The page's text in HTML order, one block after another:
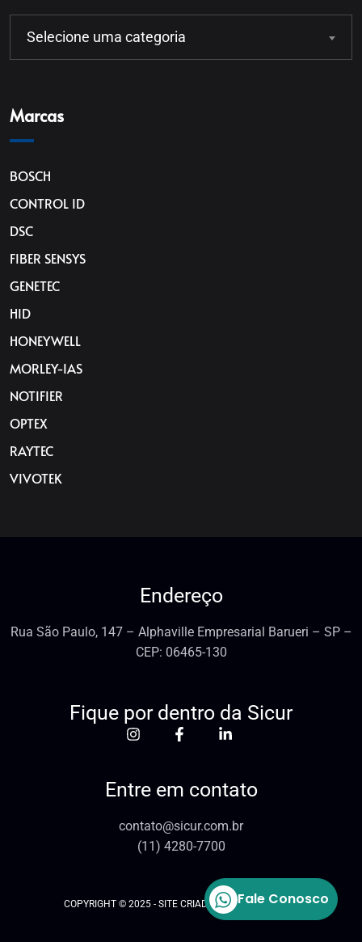
Selecione uma categoria
Marcas
BOSCH
CONTROL ID
DSC
FIBER SENSYS
GENETEC
HID
HONEYWELL
MORLEY-IAS
NOTIFIER
OPTEX
RAYTEC
VIVOTEK
Endereço
Rua São Paulo, 147 – Alphaville Empresarial Barueri – SP –
CEP: 06465-130
Fique por dentro da Sicur
Entre em contato
contato@sicur.com.br
(11) 4280-7700
COPYRIGHT © 2025 - SITE CRIADO PELA ROCK MÍDIA!
Fale Conosco